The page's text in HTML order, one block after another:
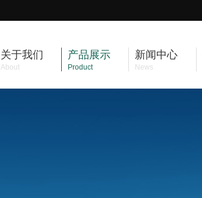
关于我们
About
产品展示
Product
新闻中心
News